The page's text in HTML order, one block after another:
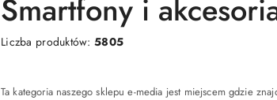
Smartfony i
Liczba produktów:5805
Ta kategoria naszego sklepu e-media jest miejscem gdzie